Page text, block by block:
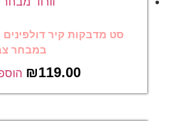
סט מדבקות קיר דולפינים
במבחר
₪119.00